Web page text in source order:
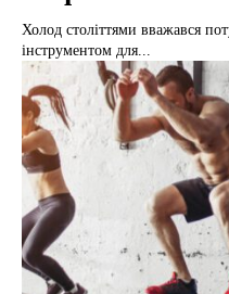
Холод століттями вважався
інструментом для...